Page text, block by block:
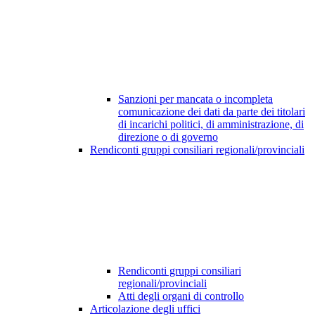
Sanzioni per mancata o incompleta
comunicazione dei dati da parte dei titolari
di incarichi politici, di amministrazione, di
direzione o di governo
Rendiconti gruppi consiliari regionali/provinciali
Rendiconti gruppi consiliari
regionali/provinciali
Atti degli organi di controllo
Articolazione degli uffici